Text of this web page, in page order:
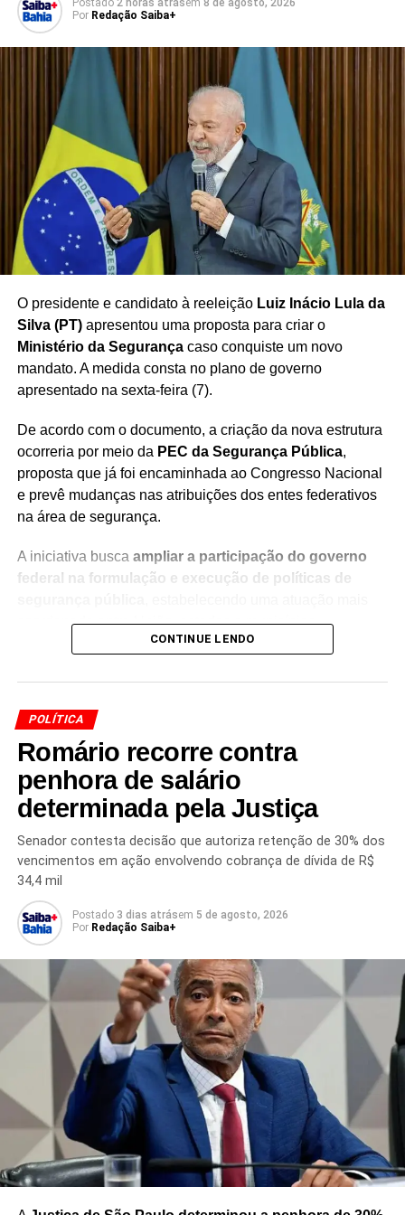
TÓPICOS RELACIONADOS
BALANÇA COMERCIAL BRASIL EUA
COMÉRCIO EXTERIOR BRASIL EUA
DONALD TRUMP BRASIL
EXPORTAÇÕES BRASILEIRAS PARA EUA
IMPORTAÇÕES BRASILEIRAS DOS EUA
PRISÃO BOLSONARO
RELAÇÃO COMERCIAL BRASIL EUA
SUPERÁVIT COMERCIAL EUA
TARIFAS BRASIL EUA
TARIFAS DE IMPORTAÇÃO BRASIL
TRUMP BOLSONARO
TRUMP CHAMA BOLSONARO HONESTO
WELBER BARRAL
PRÓXIMO
Capitão Alden acusa Duda Salabert de adulterar
discurso e anuncia ação judicial
Jorge Araújo confirma pré-candidatura a
deputado federal em 2026
Postado 2 horas atrásem 8 de agosto, 2026
Por Redação Saiba+
O presidente e candidato à reeleição Luiz Inácio Lula da
Silva (PT)apresentou uma proposta para criar o
Ministério da Segurançacaso conquiste um novo
mandato. A medida consta no plano de governo
apresentado na sexta-feira (7).
De acordo com o documento, a criação da nova estrutura
ocorreria por meio da PEC da Segurança Pública,
proposta que já foi encaminhada ao Congresso Nacional
e prevê mudanças nas atribuições dos entes federativos
na área de segurança.
A iniciativa busca ampliar a participação do governo
federal na formulação e execução de políticas de
coordenada entre União, estados e municípios.
coordenação da execução das políticas nacionais de
Segurança Pública (Susp)
A proposta apresentada por Lula prevê, portanto, uma
mudança na estrutura federal responsável pela área, com
o objetivo de fortalecer a articulação das políticas de
PEC da Segurança Pública
está inserida em um
entre os diferentes níveis de governo e o papel da União
no enfrentamento da criminalidade.
Caso a proposta avance, a criação do Ministério da
Segurança dependerá da tramitação e aprovação das
medidas necessárias no Congresso Nacional, além dos
procedimentos legais para implementação da nova
estrutura.
Redação Saiba+
CONTINUE LENDO
POLÍTICA
Romário recorre contra
penhora de salário
determinada pela Justiça
Senador contesta decisão que autoriza retenção de 30% dos
vencimentos em ação envolvendo cobrança de dívida de R$
34,4 mil
Postado 3 dias atrásem 5 de agosto, 2026
Por Redação Saiba+